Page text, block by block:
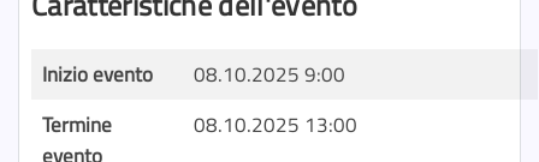
Inizio evento
08.10.2025 9:00
Termine
08.10.2025 13:00